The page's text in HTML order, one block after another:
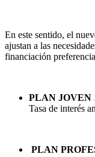
En este sentido, el
ajustan a las
financiación
PLAN JOVEN
Tasa de interés
PLAN